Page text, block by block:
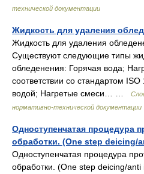
технической документации
Жидкость для удаления
Жидкость для удаления
Существуют следующие типы
обледенения: Горячая вода;
соответствии со стандартом
водой; Нагретые смеси… …
нормативно-технической документации
Одноступенчатая процедура
обработки. (One step deicing/
Одноступенчатая процедура
обработки. (One step deicing/